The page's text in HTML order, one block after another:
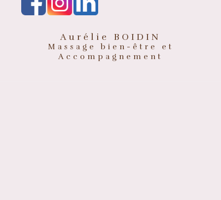
Aurélie BOIDIN
Massage bien-être et
Accompagnement